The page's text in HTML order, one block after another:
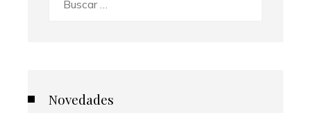
Novedades